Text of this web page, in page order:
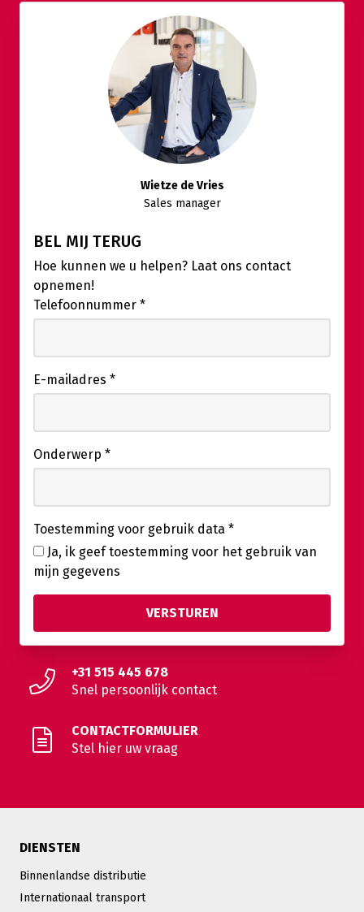
Wietze de Vries
Sales manager
BEL MIJ TERUG
Hoe kunnen we u helpen? Laat ons contact
opnemen!
Telefoonnummer *
E-mailadres *
Onderwerp *
Toestemming voor gebruik data *
Ja, ik geef toestemming voor het gebruik van
mijn gegevens
+31 515 445 678
Snel persoonlijk contact
CONTACTFORMULIER
Stel hier uw vraag
DIENSTEN
Binnenlandse distributie
Internationaal transport